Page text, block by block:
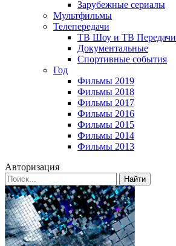
Зарубежные сериалы
Мультфильмы
Телепередачи
ТВ Шоу и ТВ Передачи
Документальные
Спортивные события
Год
Фильмы 2019
Фильмы 2018
Фильмы 2017
Фильмы 2016
Фильмы 2015
Фильмы 2014
Фильмы 2013
Авторизация
Найти